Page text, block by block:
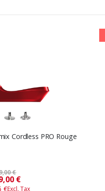
Cordless PRO Rouge
€
Prix €
€